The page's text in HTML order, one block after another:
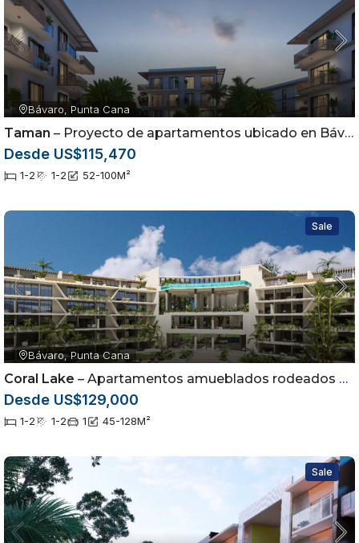
Bávaro, Punta Cana
Taman – Proyecto de apartamentos ubicado en Bávaro, Punta Cana
Desde US$115,470
1-2 1-2 52-100M²
Sale
Bávaro, Punta Cana
Coral Lake – Apartamentos amueblados rodeados por campo de golf en Punta Cana
Desde US$129,000
1-2 1-2 1 45-128M²
Sale